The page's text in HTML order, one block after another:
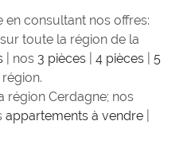
en consultant nos offres:
toute la région de la
| nos 3 pièces 4 pièces
5
région Cerdagne; nos
appartements à vendre